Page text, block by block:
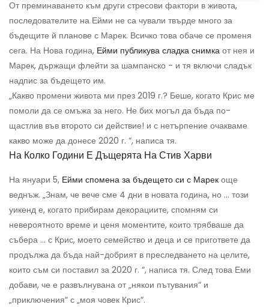
От преминаването към други стресови фактори в живота,
последователите на Ейми не са чували твърде много за
бъдещите й планове с Марек. Всичко това обаче се променя
сега. На Нова година, Ейми публикува сладка снимка от нея и
Марек, държащи флейти за шампанско - и тя включи сладък
надпис за бъдещето им.
„Какво промени живота ми през 2019 г.? Беше, когато Крис ме
помоли да се омъжа за него. Не бих могъл да бъда по-
щастлив във второто си действие! и с нетърпение очакваме
какво може да донесе 2020 г. “, написа тя.
На Колко Години Е Дъщерята На Стив Харви
На януари 5, Ейми спомена за бъдещето си с Марек още
веднъж. „Знам, че вече сме 4 дни в новата година, но ... този
уикенд е, когато прибирам декорациите, спомням си
невероятното време и ценя моментите, които трябваше да
събера ... с Крис, моето семейство и деца и се пригответе да
продължа да бъда най-добрият в преследването на целите,
които съм си поставил за 2020 г. “, написа тя. След това Еми
добави, че е развълнувана от „някои пътувания“ и
„приключения“ с „моя човек Крис“.